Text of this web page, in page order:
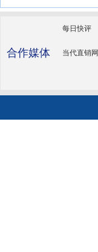
合作媒体
每日快评
当代直销网